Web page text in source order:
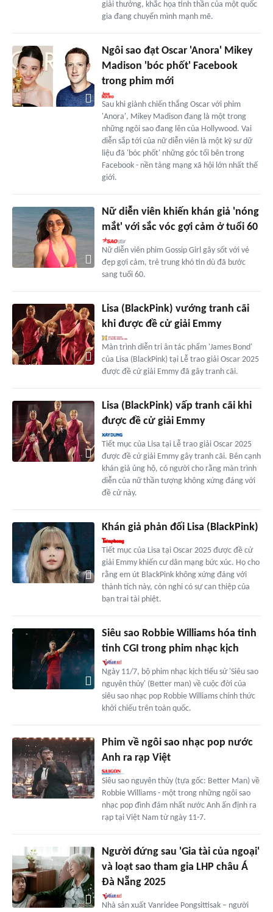
giải thưởng, khắc họa tinh thần của một quốc
gia đang chuyển mình mạnh mẽ.
Ngôi sao đạt Oscar 'Anora' Mikey
Madison 'bóc phốt' Facebook
trong phim mới
Sau khi giành chiến thắng Oscar với phim
'Anora', Mikey Madison đang là một trong
những ngôi sao đang lên của Hollywood. Vai
diễn sắp tới của nữ diễn viên là một kỹ sư dữ
liệu đã 'bóc phốt' những góc tối bên trong
Facebook - nền tảng mạng xã hội lớn nhất thế
giới.
Nữ diễn viên khiến khán giả 'nóng
mắt' với sắc vóc gợi cảm ở tuổi 60
Nữ diễn viên phim Gossip Girl gây sốt với vẻ
đẹp gợi cảm, trẻ trung khó tin dù đã bước
sang tuổi 60.
Lisa (BlackPink) vướng tranh cãi
khi được đề cử giải Emmy
Màn trình diễn tri ân tác phẩm 'James Bond'
của Lisa (BlackPink) tại Lễ trao giải Oscar 2025
được đề cử giải Emmy đã gây tranh cãi.
Lisa (BlackPink) vấp tranh cãi khi
được đề cử giải Emmy
Tiết mục của Lisa tại Lễ trao giải Oscar 2025
được đề cử giải Emmy gây tranh cãi. Bên cạnh
khán giả ủng hộ, có người cho rằng màn trình
diễn của nữ thần tượng không xứng đáng với
đề cử này.
Khán giả phản đối Lisa (BlackPink)
Tiết mục của Lisa tại Oscar 2025 được đề cử
giải Emmy khiến cư dân mạng bức xúc. Họ cho
rằng em út BlackPink không xứng đáng với
thành tích này, còn nghi có sự can thiệp của
bạn trai tài phiệt.
Siêu sao Robbie Williams hóa tinh
tinh CGI trong phim nhạc kịch
Ngày 11/7, bộ phim nhạc kịch tiểu sử 'Siêu sao
nguyên thủy' (Better man) về cuộc đời của
siêu sao nhạc pop Robbie Williams chính thức
khởi chiếu trên toàn quốc.
Phim về ngôi sao nhạc pop nước
Anh ra rạp Việt
Siêu sao nguyên thủy (tựa gốc: Better Man) về
Robbie Williams - một trong những ngôi sao
nhạc pop đình đám nhất nước Anh ấn định ra
rạp tại Việt Nam từ ngày 11-7.
Người đứng sau 'Gia tài của ngoại'
và loạt sao tham gia LHP châu Á
Đà Nẵng 2025
Nhà sản xuất Vanridee Pongsittisak – người